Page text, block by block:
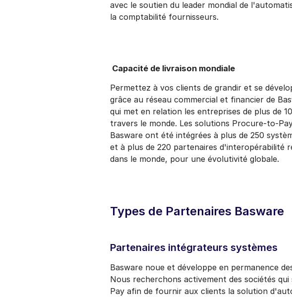
avec le soutien du leader mondial de
la comptabilité fournisseurs.
Capacité de livraison mondiale
Permettez à vos clients de grandir et se
grâce au réseau commercial et financier de
qui met en relation les entreprises de plus de
travers le monde. Les solutions Procure-to-
Basware ont été intégrées à plus de 250
et à plus de 220 partenaires d'interopérabilité
dans le monde, pour une évolutivité globale.
Types de Partenaires Basware
Partenaires intégrateurs systèmes
Basware noue et développe en permanence
Nous recherchons activement des sociétés
Pay afin de fournir aux clients la solution